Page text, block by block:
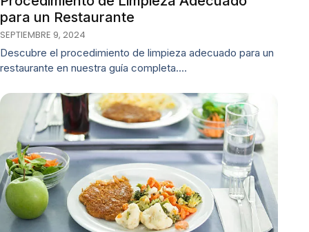
para un Restaurante
SEPTIEMBRE 9, 2024
Descubre el procedimiento de limpieza adecuado para un
restaurante en nuestra guía completa.…